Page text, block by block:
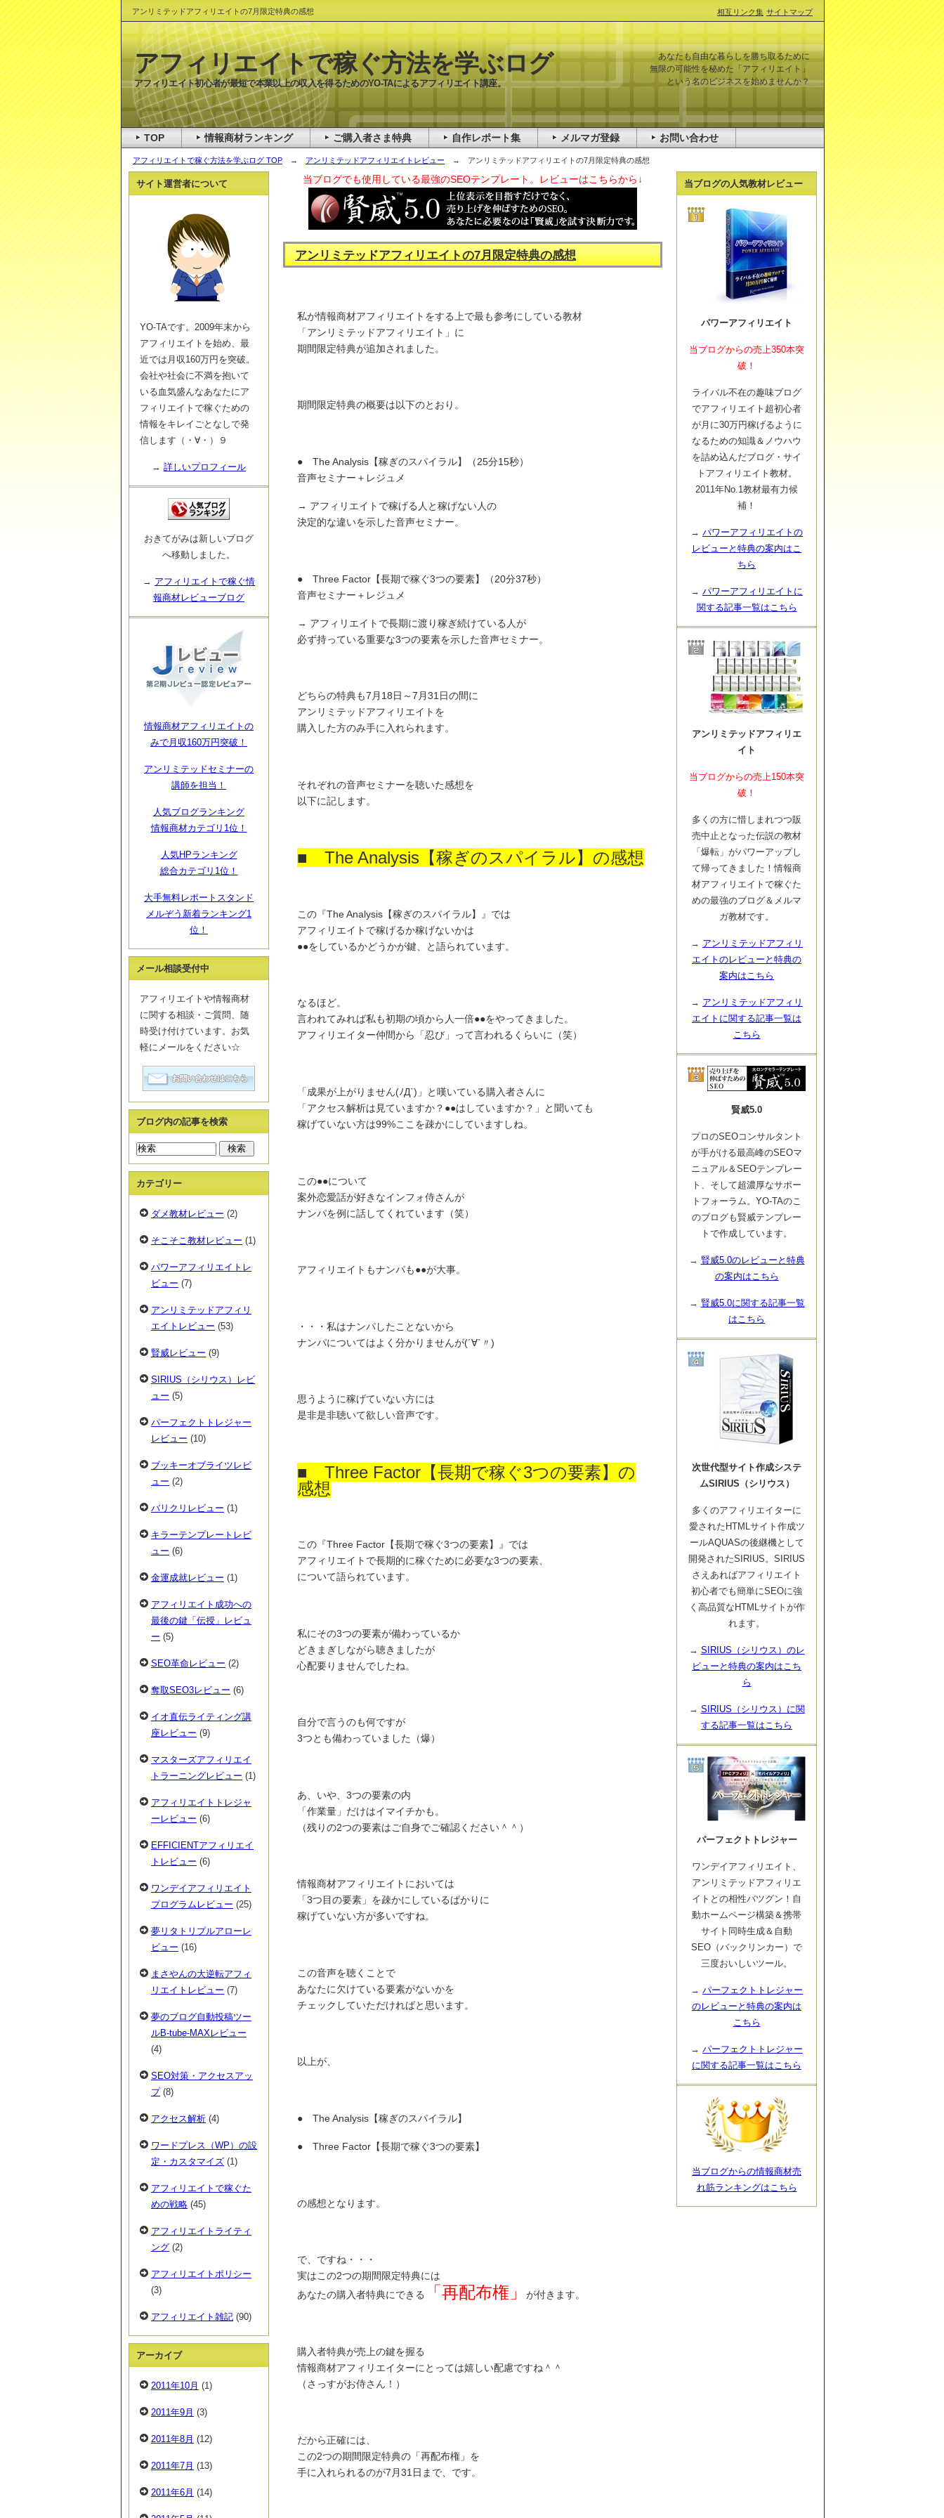
アンリミテッドアフィリエイトの7月限定特典の感想
アフィリエイトで稼ぐ方法を学ぶログ TOP → アンリミテッドアフィリエイトレビュー → アンリミテッドアフィリエイトの7月限定特典の感想
当ブログでも使用している最強のSEOテンプレート。レビューはこちらから↓
アンリミテッドアフィリエイトの7月限定特典の感想
私が情報商材アフィリエイトをする上で最も参考にしている教材
「アンリミテッドアフィリエイト」に
期間限定特典が追加されました。
期間限定特典の概要は以下のとおり。
● The Analysis【稼ぎのスパイラル】（25分15秒）
音声セミナー＋レジュメ
→ アフィリエイトで稼げる人と稼げない人の
決定的な違いを示した音声セミナー。
● Three Factor【長期で稼ぐ3つの要素】（20分37秒）
音声セミナー＋レジュメ
→ アフィリエイトで長期に渡り稼ぎ続けている人が
必ず持っている重要な3つの要素を示した音声セミナー。
どちらの特典も7月18日～7月31日の間に
アンリミテッドアフィリエイトを
購入した方のみ手に入れられます。
それぞれの音声セミナーを聴いた感想を
以下に記します。
■ The Analysis【稼ぎのスパイラル】の感想
この『The Analysis【稼ぎのスパイラル】』では
アフィリエイトで稼げるか稼げないかは
●●をしているかどうかが鍵、と語られています。
なるほど。
言われてみれば私も初期の頃から人一倍●●をやってきました。
アフィリエイター仲間から「忍び」って言われるくらいに（笑）
「成果が上がりません(ﾉД`)」と嘆いている購入者さんに
「アクセス解析は見ていますか？●●はしていますか？」と聞いても
稼げていない方は99%ここを疎かにしていますしね。
この●●について
案外恋愛話が好きなインフォ侍さんが
ナンパを例に話してくれています（笑）
アフィリエイトもナンパも●●が大事。
・・・私はナンパしたことないから
ナンパについてはよく分かりませんが(´∀`〃)ゝ
思うように稼げていない方には
是非是非聴いて欲しい音声です。
■ Three Factor【長期で稼ぐ3つの要素】の
感想
この『Three Factor【長期で稼ぐ3つの要素】』では
アフィリエイトで長期的に稼ぐために必要な3つの要素、
について語られています。
私にその3つの要素が備わっているか
どきまぎしながら聴きましたが
心配要りませんでしたね。
自分で言うのも何ですが
3つとも備わっていました（爆）
あ、いや、3つの要素の内
「作業量」だけはイマイチかも。
（残りの2つの要素はご自身でご確認ください＾＾）
情報商材アフィリエイトにおいては
「3つ目の要素」を疎かにしているばかりに
稼げていない方が多いですね。
この音声を聴くことで
あなたに欠けている要素がないかを
チェックしていただければと思います。
以上が、
● The Analysis【稼ぎのスパイラル】
● Three Factor【長期で稼ぐ3つの要素】
の感想となります。
で、ですね・・・
実はこの2つの期間限定特典には
あなたの購入者特典にできる
「再配布権」 が付きます。
購入者特典が売上の鍵を握る
情報商材アフィリエイターにとっては嬉しい配慮ですね＾＾
（さっすがお侍さん！）
だから正確には、
この2つの期間限定特典の「再配布権」を
手に入れられるのが7月31日まで、です。
サイト運営者について
YO-TAです。2009年末から
アフィリエイトを始め、最
近では月収160万円を突破。
会社や社会に不満を抱いて
いる血気盛んなあなたにア
フィリエイトで稼ぐための
情報をキレイごとなしで発
信します（・∀・）９
→ 詳しいプロフィール
おきてがみは新しいブログ
へ移動しました。
→ アフィリエイトで稼ぐ情
報商材レビューブログ
情報商材アフィリエイトの
みで月収160万円突破！
アンリミテッドセミナーの
講師を担当！
人気ブログランキング
情報商材カテゴリ1位！
人気HPランキング
総合カテゴリ1位！
大手無料レポートスタンド
メルぞう新着ランキング1
位！
メール相談受付中
アフィリエイトや情報商材
に関する相談・ご質問、随
時受け付けています。お気
軽にメールをください☆
ブログ内の記事を検索
カテゴリー
ダメ教材レビュー (2)
そこそこ教材レビュー (1)
パワーアフィリエイトレ
ビュー (7)
アンリミテッドアフィリ
エイトレビュー (53)
賢威レビュー (9)
SIRIUS（シリウス）レビ
ュー (5)
パーフェクトトレジャー
レビュー (10)
ブッキーオブライツレビ
ュー (2)
バリクリレビュー (1)
キラーテンプレートレビ
ュー (6)
金運成就レビュー (1)
アフィリエイト成功への
最後の鍵「伝授」レビュ
ー (5)
SEO革命レビュー (2)
奪取SEO3レビュー (6)
イオ直伝ライティング講
座レビュー (9)
マスターズアフィリエイ
トラーニングレビュー (1)
アフィリエイトトレジャ
ーレビュー (6)
EFFICIENTアフィリエイ
トレビュー (6)
ワンデイアフィリエイト
プログラムレビュー (25)
夢リタトリプルアローレ
ビュー (16)
まさやんの大逆転アフィ
リエイトレビュー (7)
夢のブログ自動投稿ツー
ルB-tube-MAXレビュー
(4)
SEO対策・アクセスアッ
プ(8)
アクセス解析 (4)
ワードプレス（WP）の設
定・カスタマイズ (1)
アフィリエイトで稼ぐた
めの戦略 (45)
アフィリエイトライティ
ング (2)
アフィリエイトポリシー
(3)
アフィリエイト雑記 (90)
アーカイブ
2011年10月 (1)
2011年9月 (3)
2011年8月 (12)
2011年7月 (13)
2011年6月 (14)
当ブログの人気教材レビュー
パワーアフィリエイト
当ブログからの売上350本突
破！
ライバル不在の趣味ブログ
でアフィリエイト超初心者
が月に30万円稼げるように
なるための知識＆ノウハウ
を詰め込んだブログ・サイ
トアフィリエイト教材。
2011年No.1教材最有力候
補！
→ パワーアフィリエイトの
レビューと特典の案内はこ
ちら
→ パワーアフィリエイトに
関する記事一覧はこちら
アンリミテッドアフィリエ
イト
当ブログからの売上150本突
破！
多くの方に惜しまれつつ販
売中止となった伝説の教材
「爆転」がパワーアップし
て帰ってきました！情報商
材アフィリエイトで稼ぐた
めの最強のブログ＆メルマ
ガ教材です。
→ アンリミテッドアフィリ
エイトのレビューと特典の
案内はこちら
→ アンリミテッドアフィリ
エイトに関する記事一覧は
こちら
賢威5.0
プロのSEOコンサルタント
が手がける最高峰のSEOマ
ニュアル＆SEOテンプレー
ト、そして超濃厚なサポー
トフォーラム。YO-TAのこ
のブログも賢威テンプレー
トで作成しています。
→ 賢威5.0のレビューと特典
の案内はこちら
→ 賢威5.0に関する記事一覧
はこちら
次世代型サイト作成システ
ムSIRIUS（シリウス）
多くのアフィリエイターに
愛されたHTMLサイト作成ツ
ールAQUASの後継機として
開発されたSIRIUS。SIRIUS
さえあればアフィリエイト
初心者でも簡単にSEOに強
く高品質なHTMLサイトが作
れます。
→ SIRIUS（シリウス）のレ
ビューと特典の案内はこち
ら
→ SIRIUS（シリウス）に関
する記事一覧はこちら
パーフェクトトレジャー
ワンデイアフィリエイト、
アンリミテッドアフィリエ
イトとの相性バツグン！自
動ホームページ構築＆携帯
サイト同時生成＆自動
SEO（バックリンカー）で
三度おいしいツール。
→ パーフェクトトレジャー
のレビューと特典の案内は
こちら
→ パーフェクトトレジャー
に関する記事一覧はこちら
当ブログからの情報商材売
れ筋ランキングはこちら
アフィリエイトで稼ぐ方法を学ぶログ
アフィリエイト初心者が最短で本業以上の収入を得るためのYO-TAによるアフィリエイト講座。
あなたも自由な暮らしを勝ち取るために
無限の可能性を秘めた「アフィリエイト」
という名のビジネスを始めませんか？
相互リンク集 サイトマップ
TOP 情報商材ランキング ご購入者さま特典 自作レポート集 メルマガ登録 お問い合わせ